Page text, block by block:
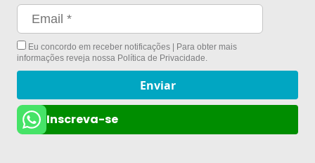
Eu concordo em receber notificações | Para obter mais
informações reveja nossa Política de Privacidade.
Enviar
Inscreva-se